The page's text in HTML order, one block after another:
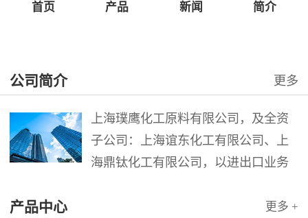
首页 产品 新闻 简介
公司简介 更多
上海璞鹰化工原料有限公司，及全资
子公司：上海谊东化工有限公司、上
海鼎钛化工有限公司，以进出口业务
品。公司以其灵活的市场对策和创造
产品中心 更多 +